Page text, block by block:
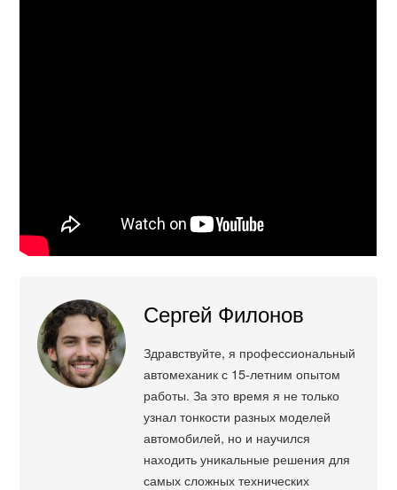
Сергей Филонов
Здравствуйте, я профессиональный
автомеханик с 15-летним опытом
работы. За это время я не только
узнал тонкости разных моделей
автомобилей, но и научился
находить уникальные решения для
самых сложных технических